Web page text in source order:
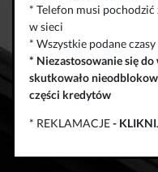
* Telefon musi
w sieci
* Wszystkie podane
* Niezastosowanie się
skutkowało
części kredytów
* REKLAMACJE-